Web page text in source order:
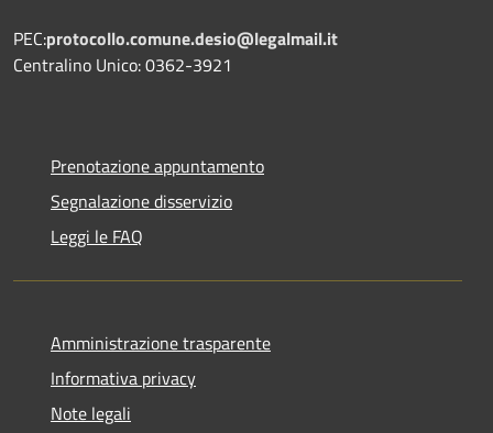
PEC:protocollo.comune.desio@legalmail.it
Centralino Unico: 0362-3921
Prenotazione appuntamento
Segnalazione disservizio
Leggi le FAQ
Amministrazione trasparente
Informativa privacy
Note legali